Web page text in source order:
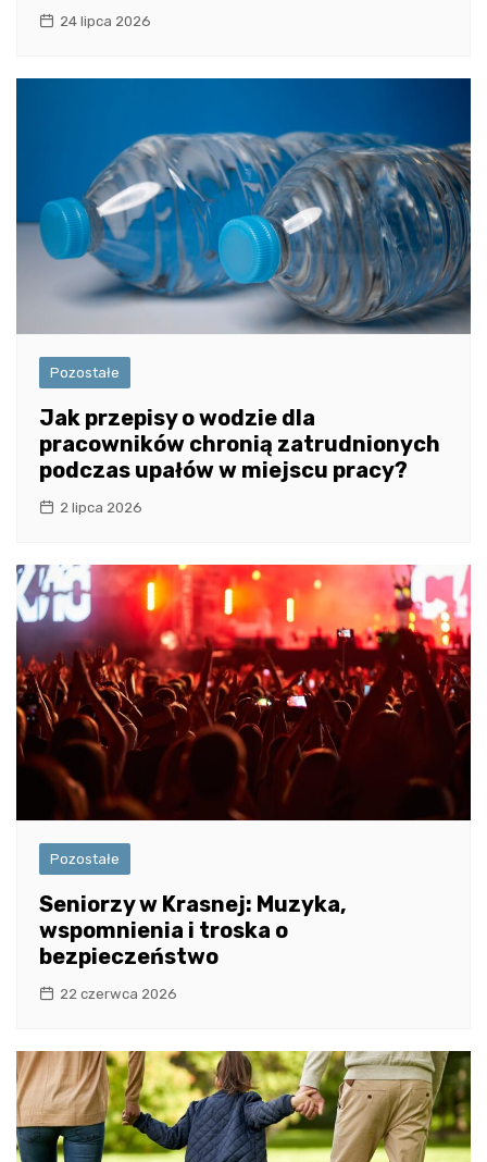
24 lipca 2026
Pozostałe
Jak przepisy o wodzie dla
pracowników chronią zatrudnionych
podczas upałów w miejscu pracy?
2 lipca 2026
Pozostałe
Seniorzy w Krasnej: Muzyka,
wspomnienia i troska o
bezpieczeństwo
22 czerwca 2026